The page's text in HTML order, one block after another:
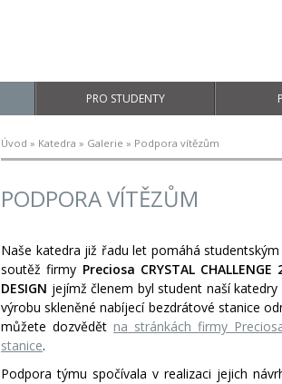
PRO STUDENTY
Úvod » Katedra » Galerie » Podpora vítězům
PODPORA VÍTĚZŮM
Naše katedra již řadu let pomáhá
soutěž firmy Preciosa CRYSTAL CHALLENGE
DESIGN jejímž členem byl student naší katedry
výrobu skleněné nabíjecí bezdrátové stanice
můžete dozvědět na stránkách firmy
stanice.
Podpora týmu spočívala v realizaci jejich